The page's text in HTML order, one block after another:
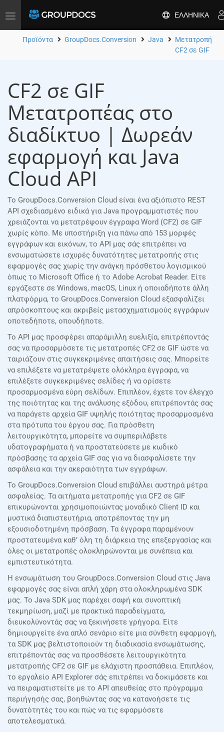
Toggle
ΕΛΛΗΝΙΚΆ
Προϊόντα GroupDocs.Conversion Java
Μετατροπή
CF2 σε GIF
CF2 σε GIF
Μετατροπέας στο
διαδίκτυο | Δωρεάν
εφαρμογή και Java
Cloud API
Το GroupDocs.Conversion Cloud είναι ένα αξιόπιστο REST
API σχεδιασμένο ειδικά για Java προγραμματιστές που
χρειάζονται να μετατρέψουν έγγραφα Word (CF2) σε GIF
χωρίς κόπο. Με υποστήριξη για πάνω από 153 μορφές
εγγράφων και εικόνων, το API μας σάς επιτρέπει να
ενσωματώσετε ισχυρές δυνατότητες μετατροπής στις
εφαρμογές σας χωρίς την ανάγκη πρόσθετου λογισμικού
όπως το Microsoft Office ή το Adobe Acrobat Reader. Είτε
εργάζεστε σε Windows, macOS, Linux ή οποιαδήποτε άλλη
πλατφόρμα, το GroupDocs.Conversion Cloud εξασφαλίζει
απρόσκοπτους και ακριβείς μετασχηματισμούς εγγράφων
οποτεδήποτε, οπουδήποτε.
Το API μας προσφέρει απαράμιλλη ευελιξία, επιτρέποντάς
σας να προσαρμόσετε τις μετατροπές CF2 σε GIF ώστε να
ταιριάζουν στις συγκεκριμένες απαιτήσεις σας. Μπορείτε
να επιλέξετε να μετατρέψετε ολόκληρα έγγραφα, να
επιλέξετε συγκεκριμένες σελίδες ή να ορίσετε
προσαρμοσμένα εύρη σελίδων. Επιπλέον, έχετε τον έλεγχο
της ποιότητας και της ανάλυσης εξόδου, επιτρέποντάς σας
να παράγετε αρχεία GIF υψηλής ποιότητας προσαρμοσμένα
στα πρότυπα του έργου σας. Για πρόσθετη
λειτουργικότητα, μπορείτε να συμπεριλάβετε
υδατογραφήματα ή να προστατεύσετε με κωδικό
πρόσβασης τα αρχεία GIF σας για να διασφαλίσετε την
ασφάλεια και την ακεραιότητα των εγγράφων.
Το GroupDocs.Conversion Cloud επιβάλλει αυστηρά μέτρα
ασφαλείας. Τα αιτήματα μετατροπής για CF2 σε GIF
επικυρώνονται χρησιμοποιώντας μοναδικό Client ID και
μυστικά διαπιστευτήρια, αποτρέποντας την μη
εξουσιοδοτημένη πρόσβαση. Τα έγγραφα παραμένουν
προστατευμένα καθ’ όλη τη διάρκεια της επεξεργασίας και
όλες οι μετατροπές ολοκληρώνονται με συνέπεια και
εμπιστευτικότητα.
Η ενσωμάτωση του GroupDocs.Conversion Cloud στις Java
εφαρμογές σας είναι απλή χάρη στα ολοκληρωμένα SDK
μας. Το Java SDK μας παρέχει σαφή και συνοπτική
τεκμηρίωση, μαζί με πρακτικά παραδείγματα,
διευκολύνοντάς σας να ξεκινήσετε γρήγορα. Είτε
δημιουργείτε ένα απλό σενάριο είτε μια σύνθετη εφαρμογή,
τα SDK μας βελτιστοποιούν τη διαδικασία ενσωμάτωσης,
επιτρέποντάς σας να προσθέσετε λειτουργικότητα
μετατροπής CF2 σε GIF με ελάχιστη προσπάθεια. Επιπλέον,
το εργαλείο API Explorer σάς επιτρέπει να δοκιμάσετε και
να πειραματιστείτε με το API απευθείας στο πρόγραμμα
περιήγησής σας, βοηθώντας σας να κατανοήσετε τις
δυνατότητές του και πώς να τις εφαρμόσετε
αποτελεσματικά.